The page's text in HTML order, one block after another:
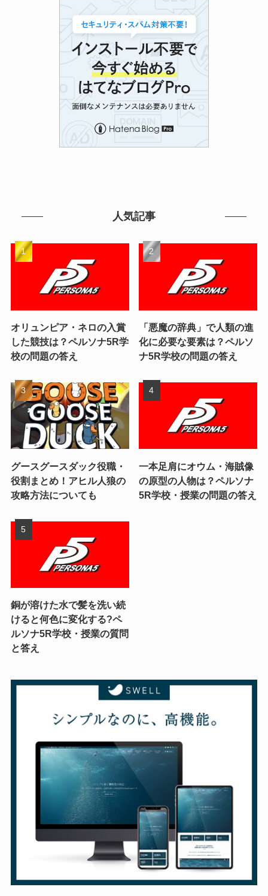
人気記事
オリュンピア・ネロの入賞
した競技は？ペルソナ5R学
校の問題の答え
「悪魔の辞典」で人類の進
化に必要な要素は？ペルソ
ナ5R学校の問題の答え
グースグースダック役職・
役割まとめ！アヒル人狼の
攻略方法についても
一本足肩にオウム・海賊像
の原型の人物は？ペルソナ
5R学校・授業の問題の答え
銅が溶けた水で髪を洗い続
けると何色に変化する?ペ
ルソナ5R学校・授業の質問
と答え